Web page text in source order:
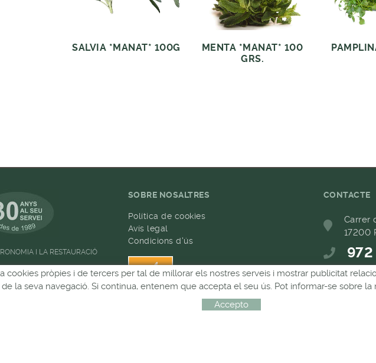
SALVIA *MANAT* 100G
MENTA *MANAT* 100
GRS.
I LA RESTAURACIÓ
de 09:00h a 13:00h
SOBRE NOSALTRES
Política de cookies
Avís legal
Condicions d'ús
CONTACTE
Carrer
17200
cookies pròpies i de tercers per tal de millorar els nostres serveis i mostrar publicitat
de la seva navegació. Si continua, entenem que accepta el seu ús. Pot informar-se sobre
Accepto